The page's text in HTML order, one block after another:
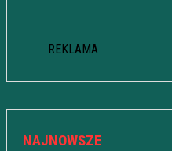
REKLAMA
NAJNOWSZE